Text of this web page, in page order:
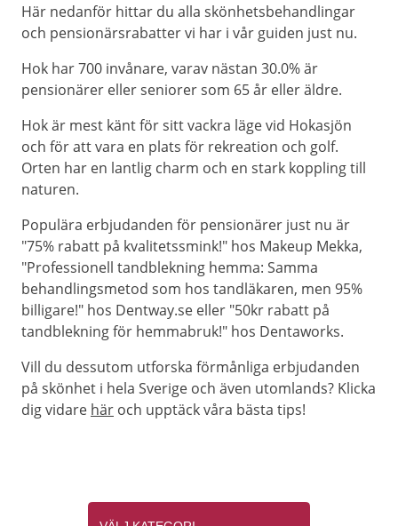
Här nedanför hittar du alla skönhetsbehandlingar
och pensionärsrabatter vi har i vår guiden just nu.
Hok har 700 invånare, varav nästan 30.0% är
pensionärer eller seniorer som 65 år eller äldre.
Hok är mest känt för sitt vackra läge vid Hokasjön
och för att vara en plats för rekreation och golf.
Orten har en lantlig charm och en stark koppling till
naturen.
Populära erbjudanden för pensionärer just nu är
"75% rabatt på kvalitetssmink!" hos Makeup Mekka,
"Professionell tandblekning hemma: Samma
behandlingsmetod som hos tandläkaren, men 95%
billigare!" hos Dentway.se eller "50kr rabatt på
tandblekning för hemmabruk!" hos Dentaworks.
Vill du dessutom utforska förmånliga erbjudanden
på skönhet i hela Sverige och även utomlands? Klicka
dig vidare här och upptäck våra bästa tips!